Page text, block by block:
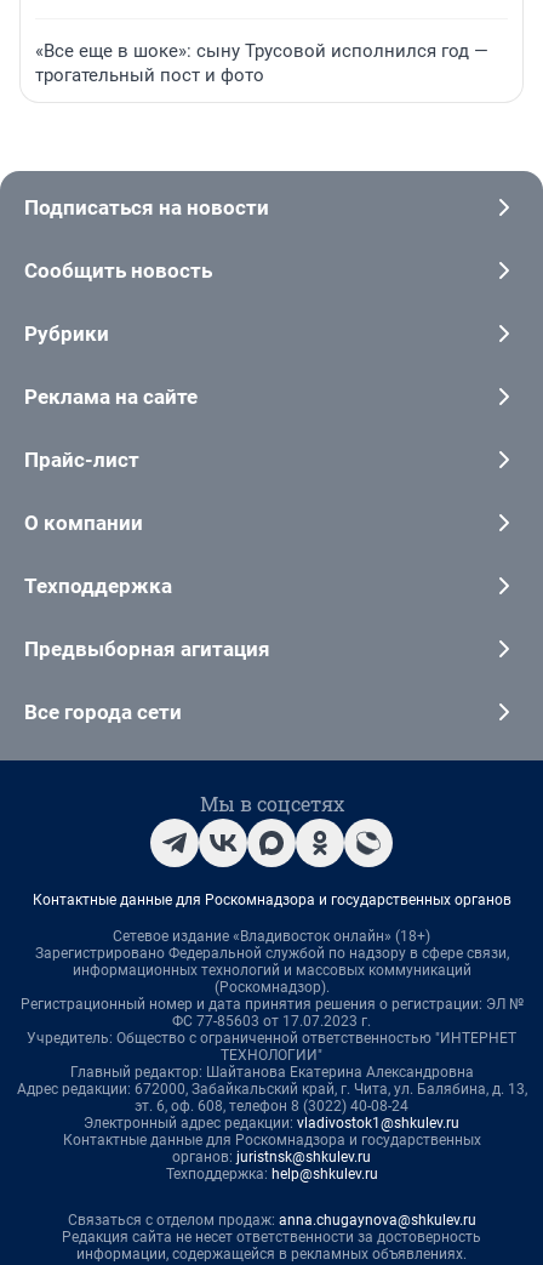
«Все еще в шоке»: сыну Трусовой исполнился год —
трогательный пост и фото
Подписаться на новости
Сообщить новость
Рубрики
Реклама на сайте
Прайс-лист
О компании
Техподдержка
Предвыборная агитация
Все города сети
Мы в соцсетях
Контактные данные для Роскомнадзора и государственных органов
Сетевое издание «Владивосток онлайн» (18+)
Зарегистрировано Федеральной службой по надзору в сфере связи,
информационных технологий и массовых коммуникаций
(Роскомнадзор).
Регистрационный номер и дата принятия решения о регистрации: ЭЛ №
ФС 77-85603 от 17.07.2023 г.
Учредитель: Общество с ограниченной ответственностью "ИНТЕРНЕТ
ТЕХНОЛОГИИ"
Главный редактор: Шайтанова Екатерина Александровна
Адрес редакции: 672000, Забайкальский край, г. Чита, ул. Балябина, д. 13,
эт. 6, оф. 608, телефон 8 (3022) 40-08-24
Электронный адрес редакции: vladivostok1@shkulev.ru
Контактные данные для Роскомнадзора и государственных
органов: juristnsk@shkulev.ru
Техподдержка: help@shkulev.ru
Связаться с отделом продаж: anna.chugaynova@shkulev.ru
Редакция сайта не несет ответственности за достоверность
информации, содержащейся в рекламных объявлениях.